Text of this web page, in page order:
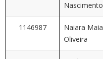
Nascimento
1146987
Naiara Maia
Oliveira